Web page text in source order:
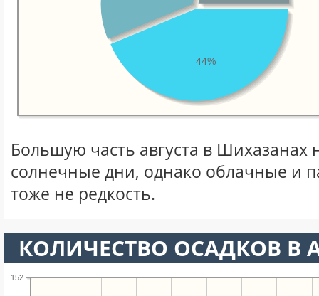
44%
Большую часть августа в Шихазанах
солнечные дни, однако облачные и
тоже не редкость.
КОЛИЧЕСТВО ОСАДКОВ В
152